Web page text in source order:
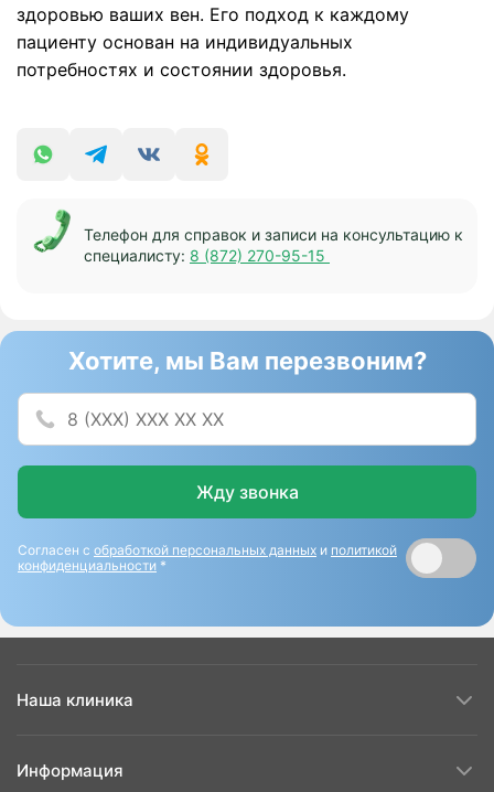
здоровью ваших вен. Его подход к каждому
пациенту основан на индивидуальных
потребностях и состоянии здоровья.
Телефон для справок и записи на консультацию к
специалисту: 8 (872) 270-95-15
Хотите, мы Вам перезвоним?
Жду звонка
Согласен с обработкой персональных данных и политикой
конфиденциальности *
Наша клиника
Информация